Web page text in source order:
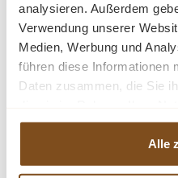
analysieren. Außerdem
Verwendung unserer
Medien, Werbung und
führen diese Informationen
Daten zusammen, die Sie
haben.
Alle
Renew Stuhl Patna 80
199,00 €
In den